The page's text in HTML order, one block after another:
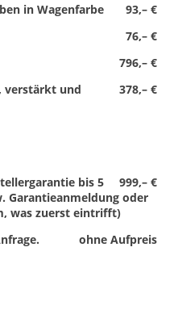
93,– €
in Wagenfarbe
76,– €
796,– €
378,– €
verstärkt und
999,– €
bis 5
Garantieanmeldung oder
was zuerst eintrifft)
ohne Aufpreis